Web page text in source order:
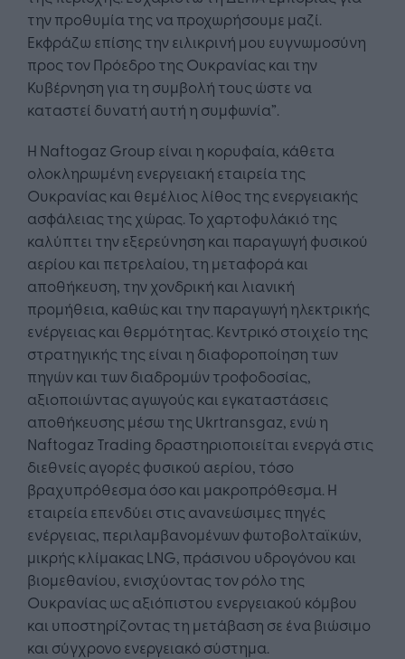
την προθυμία της να προχωρήσουμε μαζί.
Εκφράζω επίσης την ειλικρινή μου ευγνωμοσύνη
προς τον Πρόεδρο της Ουκρανίας και την
Κυβέρνηση για τη συμβολή τους ώστε να
καταστεί δυνατή αυτή η συμφωνία”.
Η Naftogaz Group είναι η κορυφαία, κάθετα
ολοκληρωμένη ενεργειακή εταιρεία της
Ουκρανίας και θεμέλιος λίθος της ενεργειακής
ασφάλειας της χώρας. Το χαρτοφυλάκιό της
καλύπτει την εξερεύνηση και παραγωγή φυσικού
αερίου και πετρελαίου, τη μεταφορά και
αποθήκευση, την χονδρική και λιανική
προμήθεια, καθώς και την παραγωγή ηλεκτρικής
ενέργειας και θερμότητας. Κεντρικό στοιχείο της
στρατηγικής της είναι η διαφοροποίηση των
πηγών και των διαδρομών τροφοδοσίας,
αξιοποιώντας αγωγούς και εγκαταστάσεις
αποθήκευσης μέσω της Ukrtransgaz, ενώ η
Naftogaz Trading δραστηριοποιείται ενεργά στις
διεθνείς αγορές φυσικού αερίου, τόσο
βραχυπρόθεσμα όσο και μακροπρόθεσμα. Η
εταιρεία επενδύει στις ανανεώσιμες πηγές
ενέργειας, περιλαμβανομένων φωτοβολταϊκών,
μικρής κλίμακας LNG, πράσινου υδρογόνου και
βιομεθανίου, ενισχύοντας τον ρόλο της
Ουκρανίας ως αξιόπιστου ενεργειακού κόμβου
και υποστηρίζοντας τη μετάβαση σε ένα βιώσιμο
και σύγχρονο ενεργειακό σύστημα.